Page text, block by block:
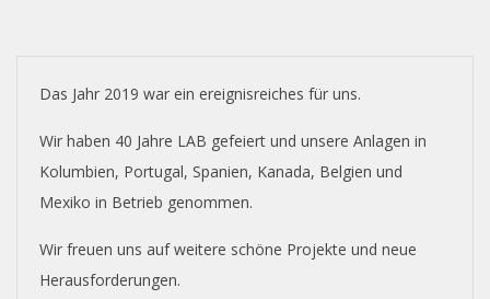
Das Jahr 2019 war ein ereignisreiches für uns.
Wir haben 40 Jahre LAB gefeiert und unsere Anlagen in
Kolumbien, Portugal, Spanien, Kanada, Belgien und
Mexiko in Betrieb genommen.
Wir freuen uns auf weitere schöne Projekte und neue
Herausforderungen.